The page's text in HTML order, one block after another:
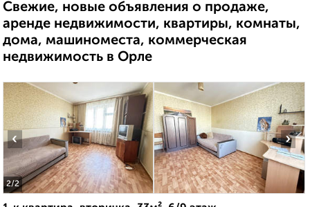
Свежие, новые объявления о продаже,
аренде недвижимости, квартиры, комнаты,
дома, машиноместа, коммерческая
недвижимость в Орле
2/2
‹ ›